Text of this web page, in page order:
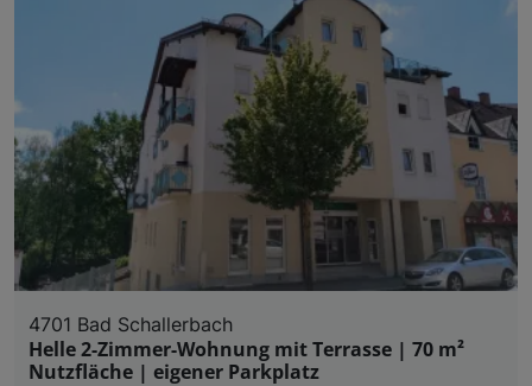
4701 Bad Schallerbach
Helle 2-Zimmer-Wohnung mit Terrasse | 70 m²
Nutzfläche | eigener Parkplatz